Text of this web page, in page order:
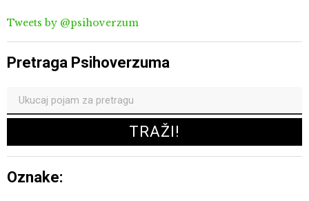
Tweets by @psihoverzum
Pretraga Psihoverzuma
Oznake: